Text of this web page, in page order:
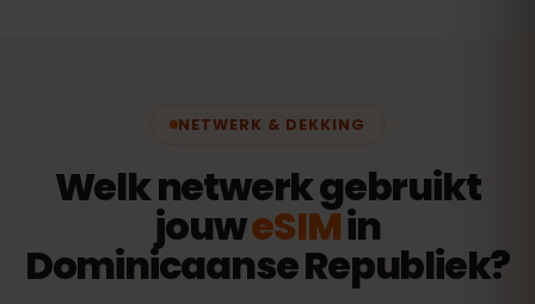
NETWERK & DEKKING
Welk netwerk gebruikt
jouweSIMin
Dominicaanse Republiek?